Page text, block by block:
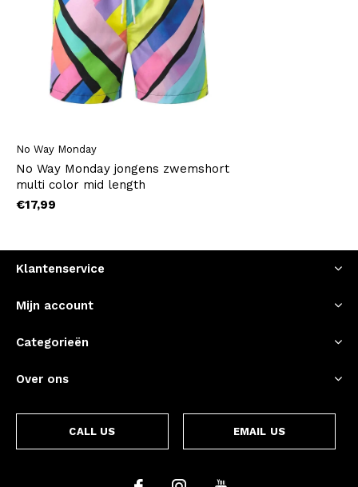
No Way Monday
No Way Monday jongens zwemshort
multi color mid length
€17,99
Klantenservice
Mijn account
Categorieën
Over ons
CALL US EMAIL US